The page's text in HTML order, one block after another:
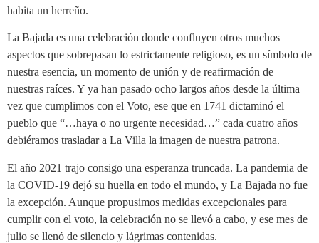
habita un herreño.
La Bajada es una celebración donde confluyen otros muchos
aspectos que sobrepasan lo estrictamente religioso, es un símbolo de
nuestra esencia, un momento de unión y de reafirmación de
nuestras raíces. Y ya han pasado ocho largos años desde la última
vez que cumplimos con el Voto, ese que en 1741 dictaminó el
pueblo que “…haya o no urgente necesidad…” cada cuatro años
debiéramos trasladar a La Villa la imagen de nuestra patrona.
El año 2021 trajo consigo una esperanza truncada. La pandemia de
la COVID-19 dejó su huella en todo el mundo, y La Bajada no fue
la excepción. Aunque propusimos medidas excepcionales para
cumplir con el voto, la celebración no se llevó a cabo, y ese mes de
julio se llenó de silencio y lágrimas contenidas.